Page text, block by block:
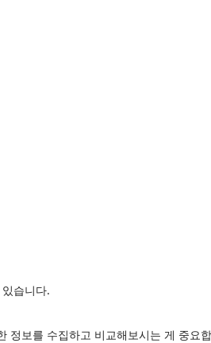
습니다.
정보를 수집하고 비교해보시는 게 중요